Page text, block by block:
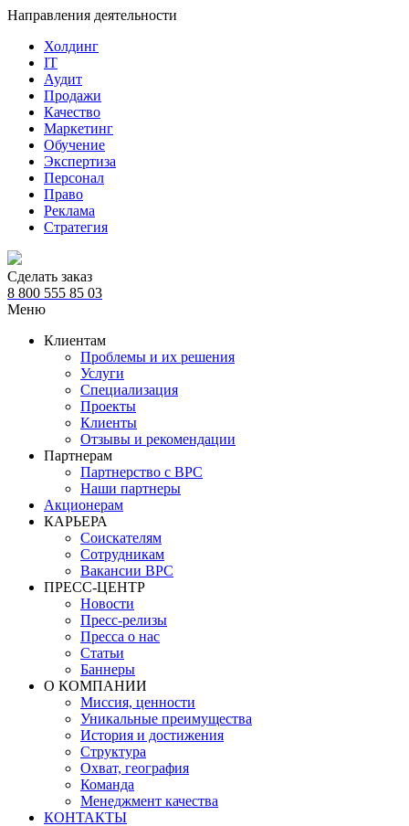
Направления деятельности
Холдинг
IT
Аудит
Продажи
Качество
Маркетинг
Обучение
Экспертиза
Персонал
Право
Реклама
Стратегия
Сделать заказ
8 800 555 85 03
Меню
Клиентам
Проблемы и их решения
Услуги
Специализация
Проекты
Клиенты
Отзывы и рекомендации
Партнерам
Партнерство с BPC
Наши партнеры
Акционерам
КАРЬЕРА
Соискателям
Сотрудникам
Вакансии BPC
ПРЕСС-ЦЕНТР
Новости
Пресс-релизы
Пресса о нас
Статьи
Баннеры
О КОМПАНИИ
Миссия, ценности
Уникальные преимущества
История и достижения
Структура
Охват, география
Команда
Менеджмент качества
КОНТАКТЫ